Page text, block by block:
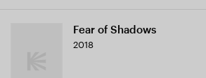
Fear of Shadows
2018